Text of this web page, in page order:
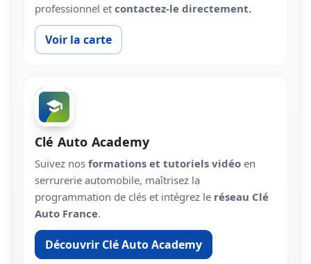
professionnel et contactez-le directement.
Voir la carte
Clé Auto Academy
Suivez nos formations et tutoriels vidéo en
serrurerie automobile, maîtrisez la
programmation de clés et intégrez le réseau Clé
Auto France.
Découvrir Clé Auto Academy